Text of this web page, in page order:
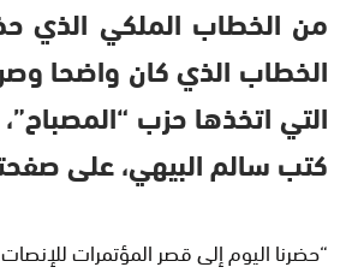
من الخطاب الملكي الذي
كتب سالم البيهي، على
“حضرنا اليوم إلى قصر المؤتمرات للإنصات للخطاب الملكي السامي بمناسبة